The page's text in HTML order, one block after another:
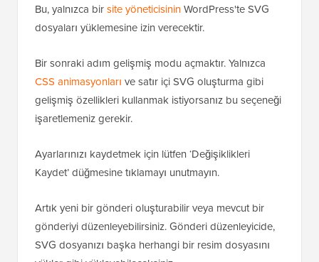
Bu, yalnızca birsite yöneticisininWordPress'te SVG
dosyaları yüklemesine izin verecektir.
Bir sonraki adım gelişmiş modu açmaktır. Yalnızca
CSS animasyonları ve satır içi SVG oluşturma gibi
gelişmiş özellikleri kullanmak istiyorsanız bu seçeneği
işaretlemeniz gerekir.
Ayarlarınızı kaydetmek için lütfen ‘Değişiklikleri
Kaydet’ düğmesine tıklamayı unutmayın.
Artık yeni bir gönderi oluşturabilir veya mevcut bir
gönderiyi düzenleyebilirsiniz. Gönderi düzenleyicide,
SVG dosyanızı başka herhangi bir resim dosyasını